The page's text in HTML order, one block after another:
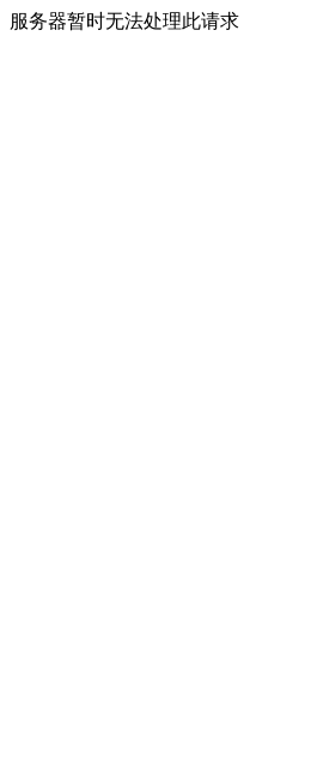
服务器暂时无法处理此请求